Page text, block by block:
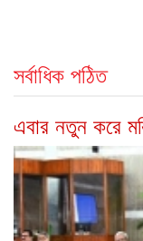
সর্বাধিক পঠিত
এবার নতুন করে